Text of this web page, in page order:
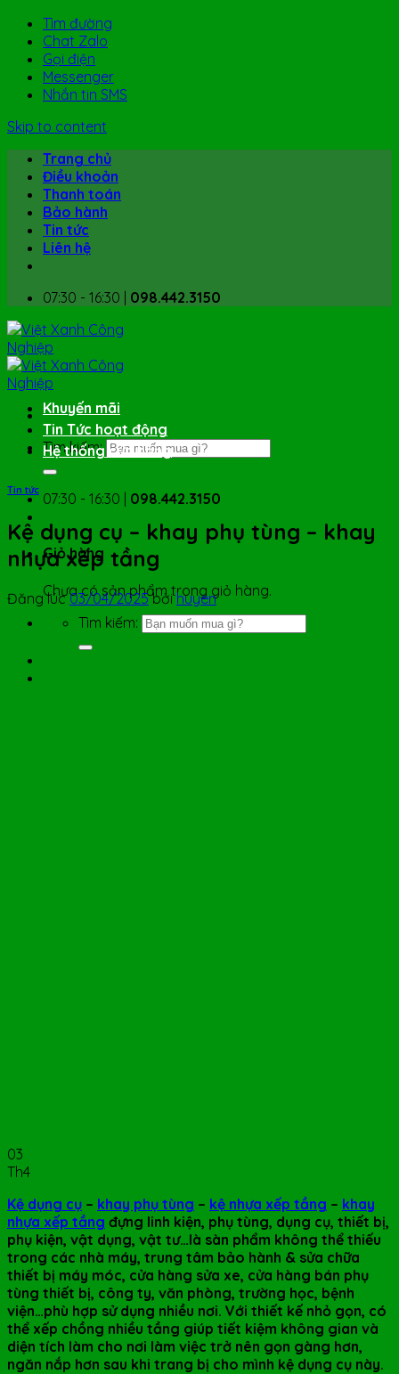
Tìm đường
Chat Zalo
Gọi điện
Messenger
Nhắn tin SMS
Skip to content
Trang chủ
Điều khoản
Thanh toán
Bảo hành
Tin tức
Liên hệ
07:30 - 16:30 | 098.442.3150
Tìm kiếm:
07:30 - 16:30 | 098.442.3150
Giỏ hàng
Chưa có sản phẩm trong giỏ hàng.
Tìm kiếm:
Khuyến mãi
Tin Tức hoạt động
Hệ thống cửa hàng
Tin tức
Kệ dụng cụ – khay phụ tùng – khay
nhựa xếp tầng
Đăng lúc03/04/2025bởihuyen
03
Th4
Kệ dụng cụ – khay phụ tùng – kệ nhựa xếp tầng – khay
nhựa xếp tầng đựng linh kiện, phụ tùng, dụng cụ, thiết bị,
phụ kiện, vật dụng, vật tư…là sàn phẩm không thể thiếu
trong các nhà máy, trung tâm bảo hành & sửa chữa
thiết bị máy móc, cửa hàng sửa xe, cửa hàng bán phụ
tùng thiết bị, công ty, văn phòng, trường học, bệnh
viện…phù hợp sử dụng nhiều nơi. Với thiết kế nhỏ gọn, có
thể xếp chồng nhiều tầng giúp tiết kiệm không gian và
diện tích làm cho nơi làm việc trở nên gọn gàng hơn,
ngăn nắp hơn sau khi trang bị cho mình kệ dụng cụ này.